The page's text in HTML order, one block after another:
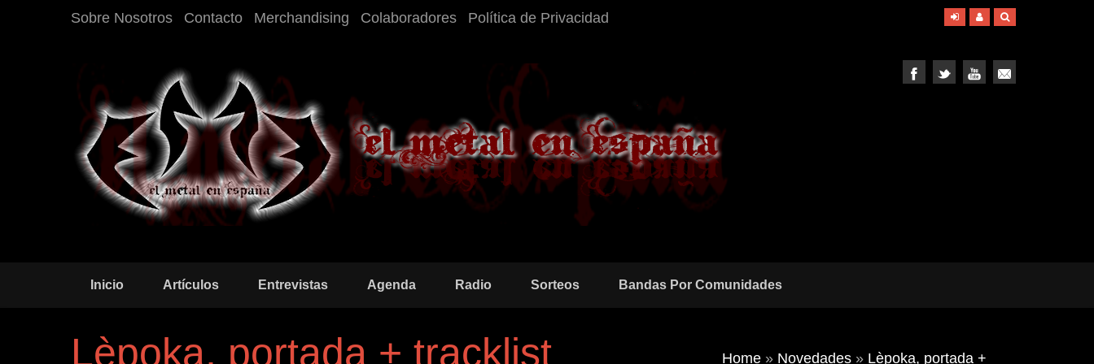
Sobre Nosotros Contacto Merchandising Colaboradores Política de Privacidad
Inicio Artículos Entrevistas Agenda Radio Sorteos Bandas Por Comunidades
Lèpoka, portada + tracklist Home » Novedades » Lèpoka, portada +